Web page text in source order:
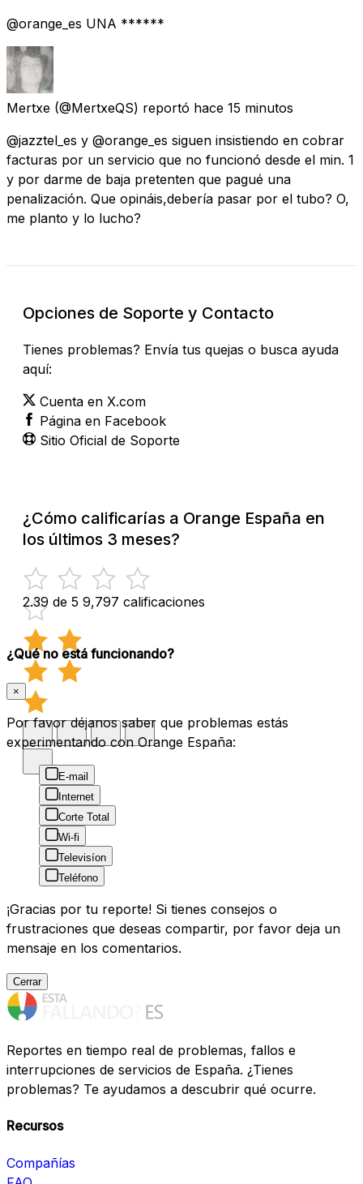
@orange_es UNA ******
Mertxe (@MertxeQS) reportó hace 15 minutos
@jazztel_es y @orange_es siguen insistiendo en cobrar
facturas por un servicio que no funcionó desde el min. 1
y por darme de baja pretenten que pagué una
penalización. Que opináis,debería pasar por el tubo? O,
me planto y lo lucho?
Opciones de Soporte y Contacto
Tienes problemas? Envía tus quejas o busca ayuda
aquí:
Cuenta en X.com
Página en Facebook
Sitio Oficial de Soporte
¿Cómo calificarías a Orange España en
los últimos 3 meses?
2.39 de 5 9,797 calificaciones
¿Qué no está funcionando?
×
Por favor déjanos saber que problemas estás
experimentando con Orange España:
E-mail
Internet
Corte Total
Wi-fi
Televisíon
Teléfono
¡Gracias por tu reporte! Si tienes consejos o
frustraciones que deseas compartir, por favor deja un
mensaje en los comentarios.
Cerrar
Reportes en tiempo real de problemas, fallos e
interrupciones de servicios de España. ¿Tienes
problemas? Te ayudamos a descubrir qué ocurre.
Recursos
Compañías